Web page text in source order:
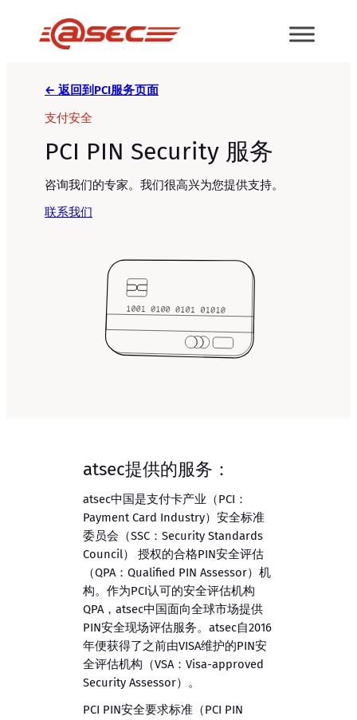
← 返回到PCI服务页面
支付安全
PCI PIN Security 服务
咨询我们的专家。我们很高兴为您提供支持。
联系我们
atsec提供的服务：
atsec中国是支付卡产业（PCI：
Payment Card Industry）安全标准
委员会（SSC：Security Standards
Council） 授权的合格PIN安全评估
（QPA：Qualified PIN Assessor）机
构。作为PCI认可的安全评估机构
QPA，atsec中国面向全球市场提供
PIN安全现场评估服务。atsec自2016
年便获得了之前由VISA维护的PIN安
全评估机构（VSA：Visa-approved
Security Assessor）。
PCI PIN安全要求标准（PCI PIN